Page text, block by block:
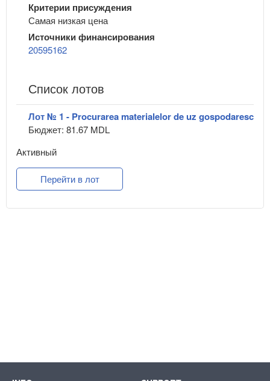
Критерии присуждения
Самая низкая цена
Источники финансирования
20595162
Список лотов
Лот № 1 - Procurarea materialelor de uz gospodaresc
Бюджет: 81.67 MDL
Активный
Перейти в лот